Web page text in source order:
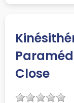
Close